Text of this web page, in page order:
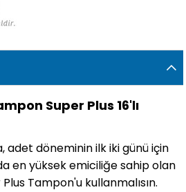
Super Plus 16'lı
adet döneminin ilk iki günü için
en yüksek emiciliğe sahip olan
Tampon'u kullanmalısın.